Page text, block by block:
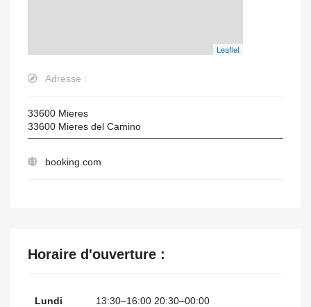
Leaflet
Adresse :
33600 Mieres
33600 Mieres del Camino
booking.com
Horaire d'ouverture :
Lundi 13:30–16:00 20:30–00:00